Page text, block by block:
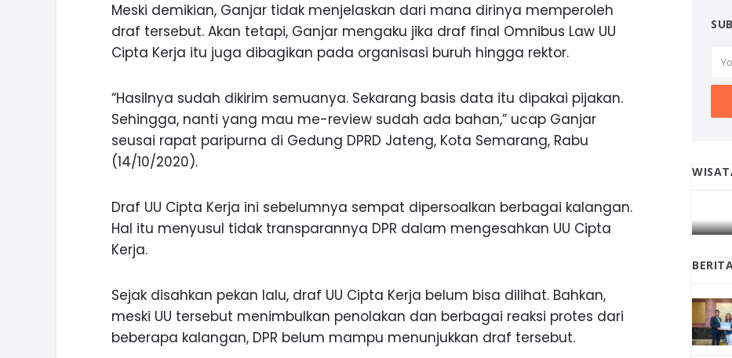
Meski demikian, Ganjar tidak menjelaskan dari mana dirinya memperoleh
draf tersebut. Akan tetapi, Ganjar mengaku jika draf final Omnibus Law UU
Cipta Kerja itu juga dibagikan pada organisasi buruh hingga rektor.
“Hasilnya sudah dikirim semuanya. Sekarang basis data itu dipakai pijakan.
Sehingga, nanti yang mau me-review sudah ada bahan,” ucap Ganjar
seusai rapat paripurna di Gedung DPRD Jateng, Kota Semarang, Rabu
(14/10/2020).
Draf UU Cipta Kerja ini sebelumnya sempat dipersoalkan berbagai kalangan.
Hal itu menyusul tidak transparannya DPR dalam mengesahkan UU Cipta
Kerja.
Sejak disahkan pekan lalu, draf UU Cipta Kerja belum bisa dilihat. Bahkan,
meski UU tersebut menimbulkan penolakan dan berbagai reaksi protes dari
beberapa kalangan, DPR belum mampu menunjukkan draf tersebut.
JAGA KERUKUNAN SAMBUT NATAL
JAGA KERUKUNAN SAMBUT NATAL